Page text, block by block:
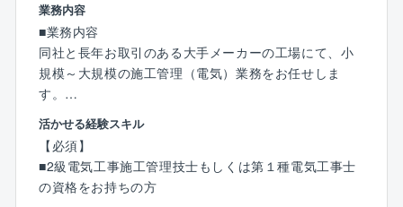
◎出張は近隣エリアに行くことはありますが、現状出
張している人の方が少ないです。
◎残業時間を減らすために建設ディレクターのポジシ
ョンを設けるなど、施工管理の負担を減らすための施
策を積極的に取り入れています。
■定年制度
定年60歳（再雇用65歳）
働く意欲がある方に関しては、相談のうえ65歳を超え
業務内容
■業務内容
同社と長年お取引のある大手メーカーの工場にて、小
規模～大規模の施工管理（電気）業務をお任せしま
す。
※拠点によっては1件数千円～の工事から対応しており
ます。
※こちらも拠点によりますが、新入社員で年間100件程
度の見積もりを取る場合もあるので、ご対応いただく
案件は小さいものから様々です（あくまでも目安で
活かせる経験スキル
【必須】
■2級電気工事施工管理技士もしくは第１種電気工事士
の資格をお持ちの方